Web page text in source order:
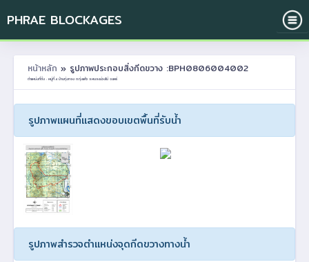
PHRAE BLOCKAGES
หน้าหลัก » รูปภาพประกอบสิ่งกีดขวาง :BPH0806004002
ตำแหน่งที่ตั้ง : หมู่ที่ 4 บ้านทุ่งทอง ต.ทุ่งแค้ว อ.หนองม่วงไข่ จ.แพร่
รูปภาพแผนที่แสดงขอบเขตพื้นที่รับน้ำ
รูปภาพสำรวจตำแหน่งจุดกีดขวางทางน้ำ